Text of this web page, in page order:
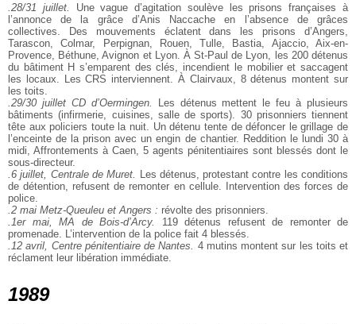
.28/31 juillet.
Une vague d’agitation soulève les prisons françaises à
l’annonce de la grâce d’Anis Naccache en l’absence de grâces
collectives. Des mouvements éclatent dans les prisons d’Angers,
Tarascon, Colmar, Perpignan, Rouen, Tulle, Bastia, Ajaccio, Aix-en-
Provence, Béthune, Avignon et Lyon. À St-Paul de Lyon, les 200 détenus
du bâtiment H s’emparent des clés, incendient le mobilier et saccagent
les locaux. Les CRS interviennent. À Clairvaux, 8 détenus montent sur
les toits.
.29/30 juillet CD d’Oermingen.
Les détenus mettent le feu à plusieurs
bâtiments (infirmerie, cuisines, salle de sports). 30 prisonniers tiennent
tête aux policiers toute la nuit. Un détenu tente de défoncer le grillage de
l’enceinte de la prison avec un engin de chantier. Reddition le lundi 30 à
midi, Affrontements à Caen, 5 agents pénitentiaires sont blessés dont le
sous-directeur.
.6 juillet, Centrale de Muret.
Les détenus, protestant contre les conditions
de détention, refusent de remonter en cellule. Intervention des forces de
police.
.2 mai Metz-Queuleu et Angers : révolte des prisonniers.
.1er mai, MA de Bois-d’Arcy.
119 détenus refusent de remonter de
promenade. L’intervention de la police fait 4 blessés.
.12 avril, Centre pénitentiaire de Nantes.
4 mutins montent sur les toits et
réclament leur libération immédiate.
1989